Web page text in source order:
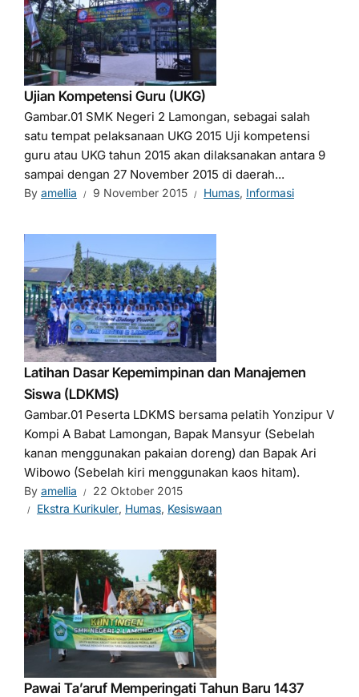
Ujian Kompetensi Guru (UKG)
Gambar.01 SMK Negeri 2 Lamongan, sebagai salah
satu tempat pelaksanaan UKG 2015 Uji kompetensi
guru atau UKG tahun 2015 akan dilaksanakan antara 9
sampai dengan 27 November 2015 di daerah...
By amellia 9 November 2015 Humas, Informasi
Latihan Dasar Kepemimpinan dan Manajemen
Siswa (LDKMS)
Gambar.01 Peserta LDKMS bersama pelatih Yonzipur V
Kompi A Babat Lamongan, Bapak Mansyur (Sebelah
kanan menggunakan pakaian doreng) dan Bapak Ari
Wibowo (Sebelah kiri menggunakan kaos hitam).
By amellia
22 Oktober 2015
Ekstra Kurikuler, Humas, Kesiswaan
Pawai Ta’aruf Memperingati Tahun Baru 1437